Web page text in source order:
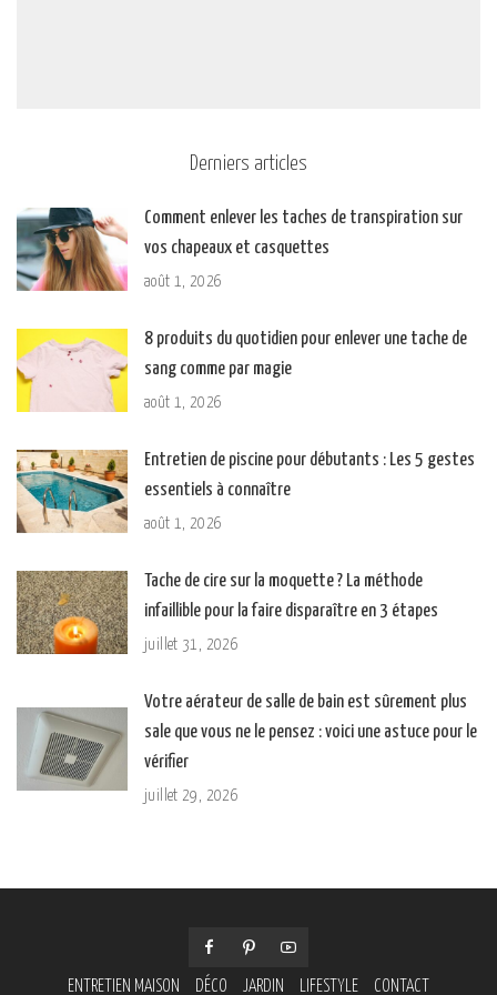
Derniers articles
Comment enlever les taches de transpiration sur
vos chapeaux et casquettes
août 1, 2026
8 produits du quotidien pour enlever une tache de
sang comme par magie
août 1, 2026
Entretien de piscine pour débutants : Les 5 gestes
essentiels à connaître
août 1, 2026
Tache de cire sur la moquette ? La méthode
infaillible pour la faire disparaître en 3 étapes
juillet 31, 2026
Votre aérateur de salle de bain est sûrement plus
sale que vous ne le pensez : voici une astuce pour le
vérifier
juillet 29, 2026
ENTRETIEN MAISON DÉCO JARDIN LIFESTYLE CONTACT